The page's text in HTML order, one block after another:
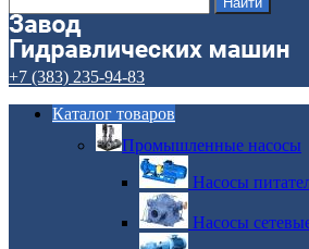
+7 (383) 235-94-83
Каталог товаров
Промышленные насосы
Насосы
Насосы